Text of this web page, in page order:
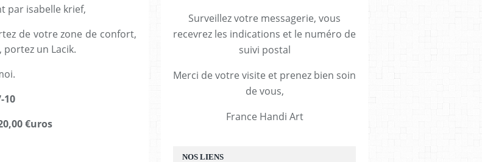
par isabelle krief,
de votre zone de confort,
un Lacik.
10
€uros
Surveillez votre messagerie, vous
recevrez les indications et le numéro de
suivi postal
Merci de votre visite et prenez bien soin
de vous,
France Handi Art
NOS LIENS